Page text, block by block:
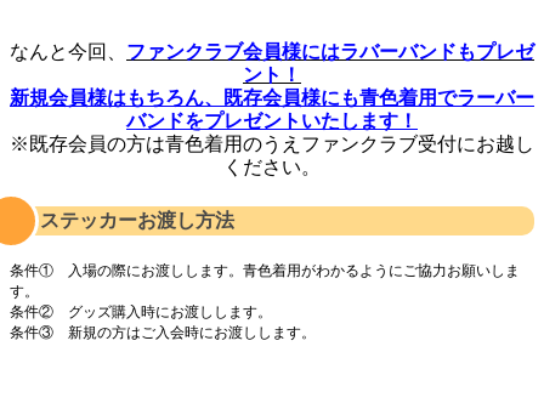
なんと今回、 ファンクラブ会員様にはラバーバンドもプレゼ
ント！
新規会員様はもちろん、既存会員様にも青色着用でラーバー
バンドをプレゼントいたします！
※既存会員の方は青色着用のうえファンクラブ受付にお越し
ください。
ステッカーお渡し方法
条件① 入場の際にお渡しします。青色着用がわかるようにご協力お願いしま
す。
条件② グッズ購入時にお渡しします。
条件③ 新規の方はご入会時にお渡しします。